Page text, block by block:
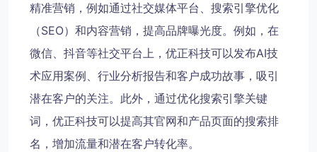
精准营销，例如通过社交媒体平台、搜索引擎优化
（SEO）和内容营销，提高品牌曝光度。例如，在
微信、抖音等社交平台上，优正科技可以发布AI技
术应用案例、行业分析报告和客户成功故事，吸引
潜在客户的关注。此外，通过优化搜索引擎关键
词，优正科技可以提高其官网和产品页面的搜索排
名，增加流量和潜在客户转化率。